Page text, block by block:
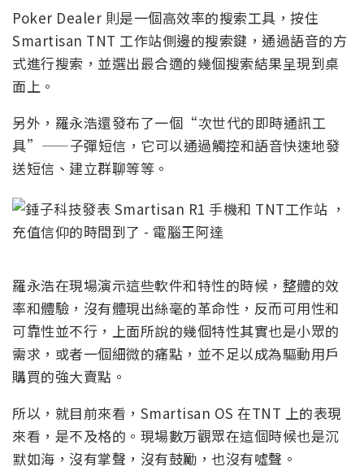
Poker Dealer 則是一個高效率的搜索工具，按住
Smartisan TNT 工作站側邊的搜索鍵，通過語音的方
式進行搜索，並選出最合適的幾個搜索結果呈現到桌
面上。
另外，羅永浩還發布了一個“次世代的即時通訊工
具”——子彈短信，它可以通過觸控和語音快速地發
送短信、建立群聊等等。
羅永浩在現場演示這些軟件和特性的時候，整體的效
率和體驗，沒有體現出絲毫的革命性，反而可用性和
可靠性並不行，上面所說的幾個特性其實也是小眾的
需求，或者一個細微的痛點，並不足以成為驅動用戶
購買的強大賣點。
所以，就目前來看，Smartisan OS 在TNT 上的表現
來看，是不及格的。現場數万觀眾在這個時候也是沉
默如海，沒有掌聲，沒有鼓勵，也沒有噓聲。